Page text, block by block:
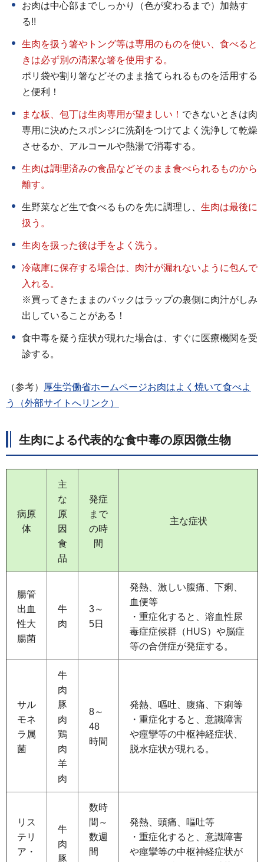
お肉は中心部までしっかり（色が変わるまで）加熱す
る!!
生肉を扱う箸やトング等は専用のものを使い、食べると
きは必ず別の清潔な箸を使用する。
ポリ袋や割り箸などそのまま捨てられるものを活用する
と便利！
まな板、包丁は生肉専用が望ましい！ できないときは肉
専用に決めたスポンジに洗剤をつけてよく洗浄して乾燥
させるか、アルコールや熱湯で消毒する。
生肉は調理済みの食品などそのまま食べられるものから
離す。
生野菜など生で食べるものを先に調理し、 生肉は最後に
扱う。
生肉を扱った後は手をよく洗う。
冷蔵庫に保存する場合は、肉汁が漏れないように包んで
入れる。
※買ってきたままのパックはラップの裏側に肉汁がしみ
出していることがある！
食中毒を疑う症状が現れた場合は、すぐに医療機関を受
診する。
（参考）
厚生労働省ホームページお肉はよく焼いて食べよ
う（外部サイトへリンク）
生肉による代表的な食中毒の原因微生物
病原
体
主
な
原
因
食
品
発症
まで
の時
間
主な症状
腸管
出血
性大
腸菌
牛
肉
3～
5日
発熱、激しい腹痛、下痢、
血便等
・重症化すると、溶血性尿
毒症症候群（HUS）や脳症
等の合併症が発症する。
サル
モネ
ラ属
菌
牛
肉
豚
肉
鶏
肉
羊
肉
8～
48
時間
発熱、嘔吐、腹痛、下痢等
・重症化すると、意識障害
や痙攣等の中枢神経症状、
脱水症状が現れる。
リス
テリ
ア・
牛
肉
豚
数時
間～
数週
間
発熱、頭痛、嘔吐等
・重症化すると、意識障害
や痙攣等の中枢神経症状が